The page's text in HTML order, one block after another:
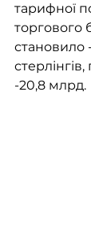
тарифної
торгового
становило
-20,8 млрд.